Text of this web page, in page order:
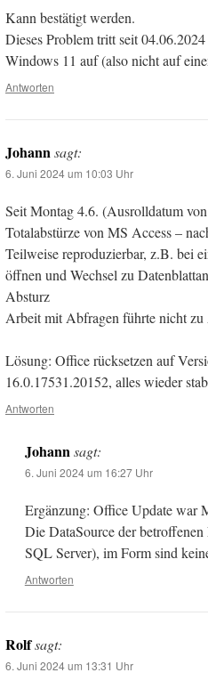
Kann bestätigt werden.
Dieses Problem tritt seit
Windows 11 auf (also nicht auf
Antworten
Johannsagt:
6. Juni 2024 um 10:03 Uhr
Seit Montag 4.6. (Ausrolldatum
Totalabstürze von MS Access –
Teilweise reproduzierbar, z.B. bei
öffnen und Wechsel zu
Absturz
Arbeit mit Abfragen führte nicht zu
Lösung: Office rücksetzen auf
16.0.17531.20152, alles wieder
Antworten
Johann sagt:
6. Juni 2024 um 16:27 Uhr
Ergänzung: Office Update war
Die DataSource der
SQL Server), im Form sind
Antworten
Rolfsagt:
6. Juni 2024 um 13:31 Uhr